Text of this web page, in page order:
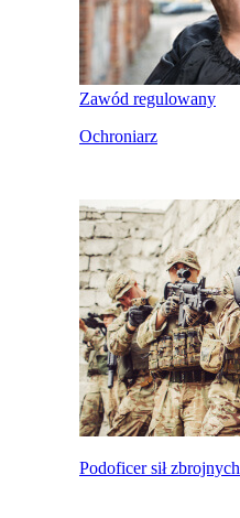
Zawód regulowany
Ochroniarz
Podoficer sił zbrojnych